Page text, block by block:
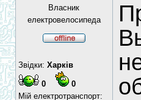
Власник
електровелосипеда
Звідки: Харків
0
0
Мій електротранспорт: